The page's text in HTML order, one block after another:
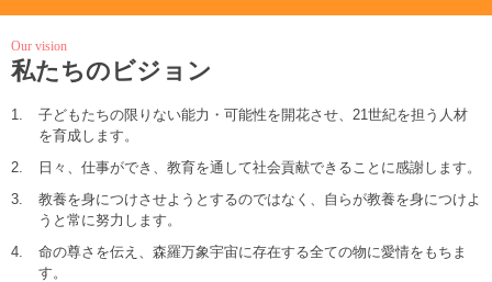
Our vision
私たちのビジョン
1.
子どもたちの限りない能力・可能性を開花させ、21世紀を担う人材
を育成します。
2.
日々、仕事ができ、教育を通して社会貢献できることに感謝します。
3.
教養を身につけさせようとするのではなく、自らが教養を身につけよ
うと常に努力します。
4.
命の尊さを伝え、森羅万象宇宙に存在する全ての物に愛情をもちま
す。